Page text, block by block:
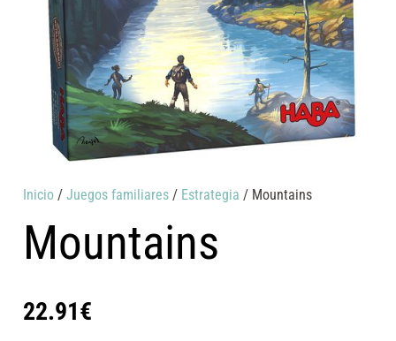
Inicio /Juegos familiares / Estrategia / Mountains
Mountains
22.91€